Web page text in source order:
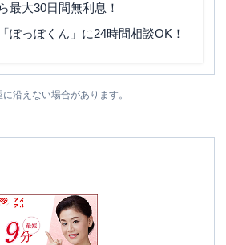
最大30日間無利息！
ぽっぽくん」に24時間相談OK！
沿えない場合があります。